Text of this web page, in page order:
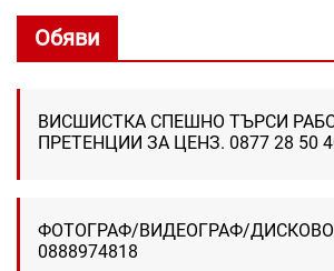
Обяви
ВИСШИСТКА СПЕШНО ТЪРСИ
ПРЕТЕНЦИИ ЗА ЦЕНЗ. 0877 28 50
ФОТОГРАФ/ВИДЕОГРАФ/
0888974818